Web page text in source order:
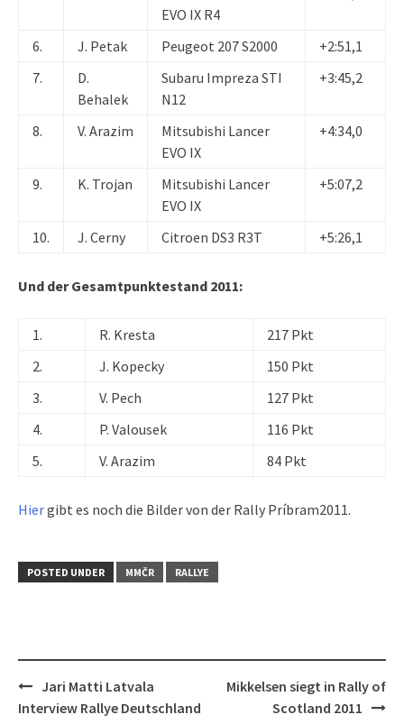
EVO IX R4
6. J. Petak Peugeot 207 S2000
+2:51,1
7.
D.
Behalek
Subaru Impreza STI
N12
+3:45,2
8. V. Arazim
Mitsubishi Lancer
EVO IX
+4:34,0
9. K. Trojan
Mitsubishi Lancer
EVO IX
+5:07,2
10. J. Cerny Citroen DS3 R3T +5:26,1
Und der Gesamtpunktestand 2011:
1. R. Kresta
217 Pkt
2.
J. Kopecky
150 Pkt
3.
V. Pech
127 Pkt
4.
P. Valousek
116 Pkt
5.
V. Arazim 84 Pkt
Hiergibt es noch die Bilder von der Rally Príbram2011.
POSTED UNDER MMČR RALLYE
Post
navigation
Jari Matti Latvala
Interview Rallye Deutschland
Mikkelsen siegt in Rally of
Scotland 2011